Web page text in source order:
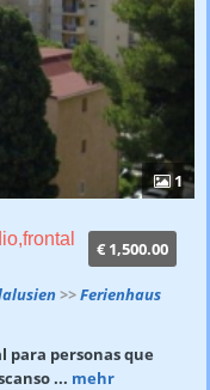
1
€ 1,500.00
>>Ferienhaus
personas que
... mehr